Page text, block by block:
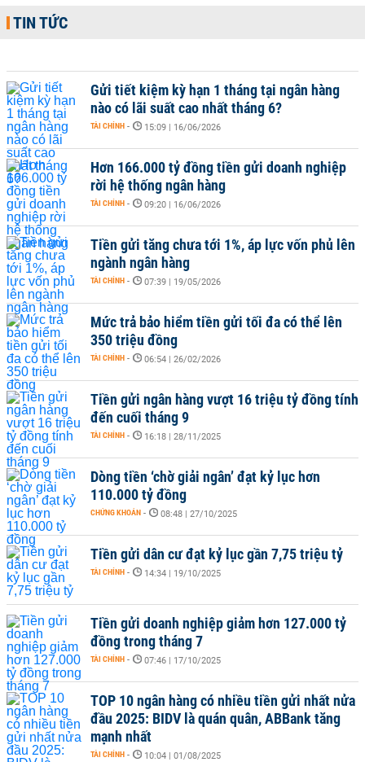
TIN TỨC
Gửi tiết kiệm kỳ hạn 1 tháng tại ngân hàng
nào có lãi suất cao nhất tháng 6?
TÀI CHÍNH - 15:09 | 16/06/2026
Hơn 166.000 tỷ đồng tiền gửi doanh nghiệp
rời hệ thống ngân hàng
TÀI CHÍNH - 09:20 | 16/06/2026
Tiền gửi tăng chưa tới 1%, áp lực vốn phủ lên
ngành ngân hàng
TÀI CHÍNH - 07:39 | 19/05/2026
Mức trả bảo hiểm tiền gửi tối đa có thể lên
350 triệu đồng
TÀI CHÍNH - 06:54 | 26/02/2026
Tiền gửi ngân hàng vượt 16 triệu tỷ đồng tính
đến cuối tháng 9
TÀI CHÍNH - 16:18 | 28/11/2025
Dòng tiền ‘chờ giải ngân’ đạt kỷ lục hơn
110.000 tỷ đồng
CHỨNG KHOÁN - 08:48 | 27/10/2025
Tiền gửi dân cư đạt kỷ lục gần 7,75 triệu tỷ
TÀI CHÍNH - 14:34 | 19/10/2025
Tiền gửi doanh nghiệp giảm hơn 127.000 tỷ
đồng trong tháng 7
TÀI CHÍNH - 07:46 | 17/10/2025
TOP 10 ngân hàng có nhiều tiền gửi nhất nửa
đầu 2025: BIDV là quán quân, ABBank tăng
mạnh nhất
TÀI CHÍNH - 10:04 | 01/08/2025